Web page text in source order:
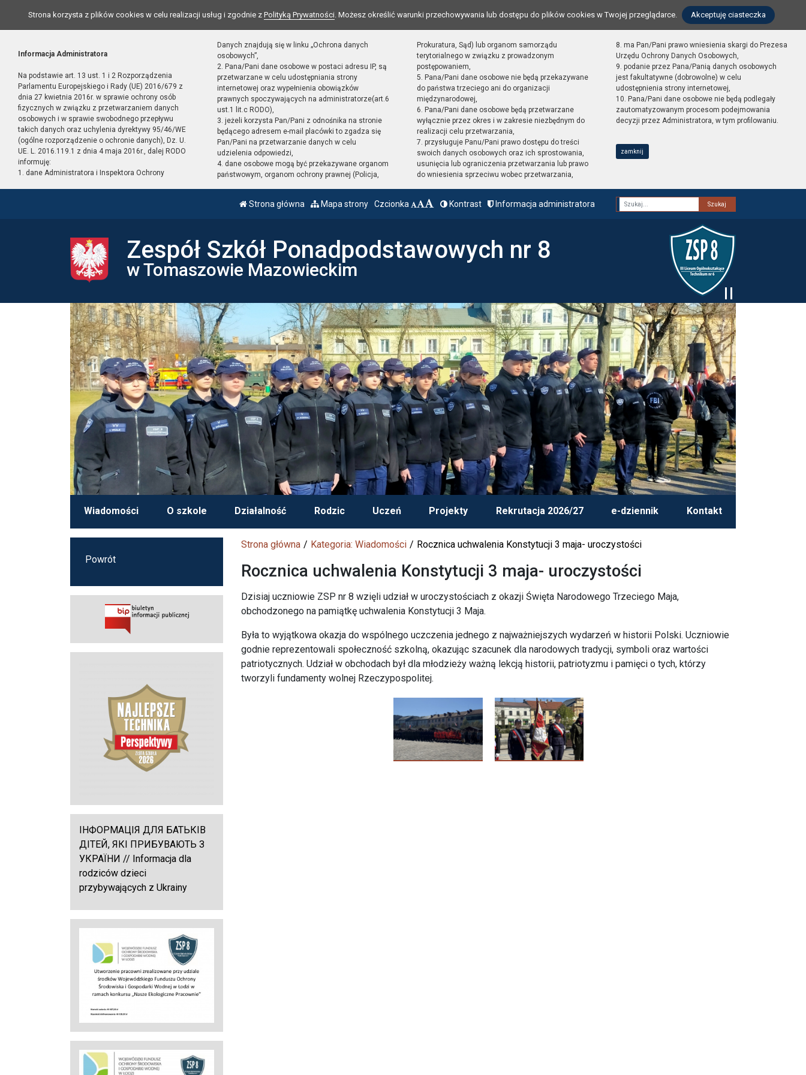
Strona korzysta z plików cookies w celu realizacji usług i zgodnie z Polityką Prywatności. Możesz określić warunki przechowywania lub dostępu do plików cookies w Twojej przeglądarce. Akceptuję ciasteczka
Informacja Administratora
Na podstawie art. 13 ust. 1 i 2 Rozporządzenia
Parlamentu Europejskiego i Rady (UE) 2016/679 z
dnia 27 kwietnia 2016r. w sprawie ochrony osób
fizycznych w związku z przetwarzaniem danych
osobowych i w sprawie swobodnego przepływu
takich danych oraz uchylenia dyrektywy 95/46/WE
(ogólne rozporządzenie o ochronie danych), Dz. U.
UE. L. 2016.119.1 z dnia 4 maja 2016r., dalej RODO
informuję:
1. dane Administratora i Inspektora Ochrony
Danych znajdują się w linku „Ochrona danych
osobowych”,
2. Pana/Pani dane osobowe w postaci adresu IP, są
przetwarzane w celu udostępniania strony
internetowej oraz wypełnienia obowiązków
prawnych spoczywających na administratorze(art.6
ust.1 lit.c RODO),
3. jeżeli korzysta Pan/Pani z odnośnika na stronie
będącego adresem e-mail placówki to zgadza się
Pan/Pani na przetwarzanie danych w celu
udzielenia odpowiedzi,
4. dane osobowe mogą być przekazywane organom
państwowym, organom ochrony prawnej (Policja,
Prokuratura, Sąd) lub organom samorządu
terytorialnego w związku z prowadzonym
postępowaniem,
5. Pana/Pani dane osobowe nie będą przekazywane
do państwa trzeciego ani do organizacji
międzynarodowej,
6. Pana/Pani dane osobowe będą przetwarzane
wyłącznie przez okres i w zakresie niezbędnym do
realizacji celu przetwarzania,
7. przysługuje Panu/Pani prawo dostępu do treści
swoich danych osobowych oraz ich sprostowania,
usunięcia lub ograniczenia przetwarzania lub prawo
do wniesienia sprzeciwu wobec przetwarzania,
8. ma Pan/Pani prawo wniesienia skargi do Prezesa
Urzędu Ochrony Danych Osobowych,
9. podanie przez Pana/Panią danych osobowych
jest fakultatywne (dobrowolne) w celu
udostępnienia strony internetowej,
10. Pana/Pani dane osobowe nie będą podlegały
zautomatyzowanym procesom podejmowania
decyzji przez Administratora, w tym profilowaniu.
zamknij
Strona główna Mapa strony Czcionka Kontrast Informacja administratora
Fraza
Zespół Szkół Ponadpodstawowych nr 8
w Tomaszowie Mazowieckim
Wiadomości O szkole Działalność Rodzic Uczeń Projekty Rekrutacja 2026/27 e-dziennik Kontakt
Strona główna Kategoria: Wiadomości Rocznica uchwalenia Konstytucji 3 maja- uroczystości
Rocznica uchwalenia Konstytucji 3 maja- uroczystości
Dzisiaj uczniowie ZSP nr 8 wzięli udział w uroczystościach z okazji Święta Narodowego Trzeciego Maja,
obchodzonego na pamiątkę uchwalenia Konstytucji 3 Maja.
Była to wyjątkowa okazja do wspólnego uczczenia jednego z najważniejszych wydarzeń w historii Polski. Uczniowie
godnie reprezentowali społeczność szkolną, okazując szacunek dla narodowych tradycji, symboli oraz wartości
patriotycznych. Udział w obchodach był dla młodzieży ważną lekcją historii, patriotyzmu i pamięci o tych, którzy
tworzyli fundamenty wolnej Rzeczypospolitej.
Powrót
ІНФОРМАЦІЯ ДЛЯ БАТЬКІВ
ДІТЕЙ, ЯКІ ПРИБУВАЮТЬ З
УКРАЇНИ // Informacja dla
rodziców dzieci
przybywających z Ukrainy